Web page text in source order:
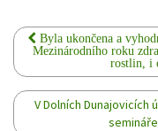
Byla ukončena a
Mezinárodního roku
rostlin, i
V Dolních Dunajovicích